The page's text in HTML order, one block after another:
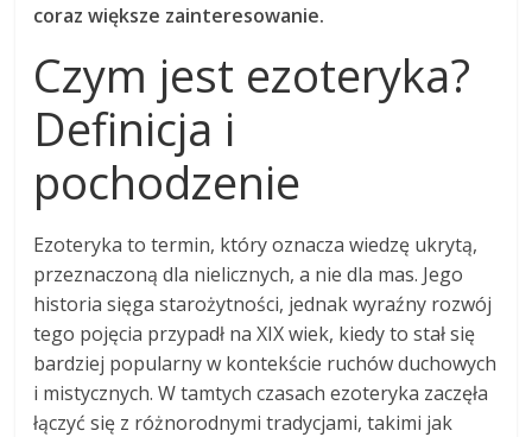
coraz większe zainteresowanie.
Czym jest ezoteryka?
Definicja i
pochodzenie
Ezoteryka to termin, który oznacza wiedzę ukrytą,
przeznaczoną dla nielicznych, a nie dla mas. Jego
historia sięga starożytności, jednak wyraźny rozwój
tego pojęcia przypadł na XIX wiek, kiedy to stał się
bardziej popularny w kontekście ruchów duchowych
i mistycznych. W tamtych czasach ezoteryka zaczęła
łączyć się z różnorodnymi tradycjami, takimi jak